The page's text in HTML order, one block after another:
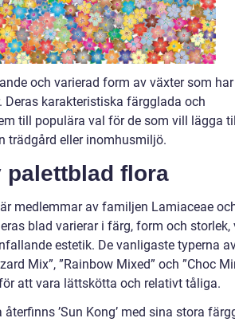
och varierad form av växter som
Deras karakteristiska färgglada och
till populära val för de som vill lägga
trädgård eller inomhusmiljö.
palettblad flora
medlemmar av familjen Lamiaceae
blad varierar i färg, form och storlek,
estetik. De vanligaste typerna
Mix”, ”Rainbow Mixed” och ”Choc
att vara lättskötta och relativt tåliga.
’Sun Kong’ med sina stora